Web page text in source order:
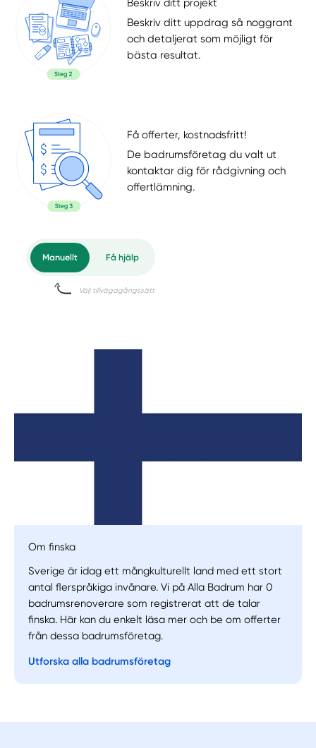
Beskriv ditt projekt
Beskriv ditt uppdrag så noggrant
och detaljerat som möjligt för
bästa resultat.
Få offerter, kostnadsfritt!
De badrumsföretag du valt ut
kontaktar dig för rådgivning och
offertlämning.
Välj tillvägagångssätt
Om finska
Sverige är idag ett mångkulturellt land med ett stort
antal flerspråkiga invånare. Vi på Alla Badrum har 0
badrumsrenoverare som registrerat att de talar
finska. Här kan du enkelt läsa mer och be om offerter
från dessa badrumsföretag.
Utforska alla badrumsföretag